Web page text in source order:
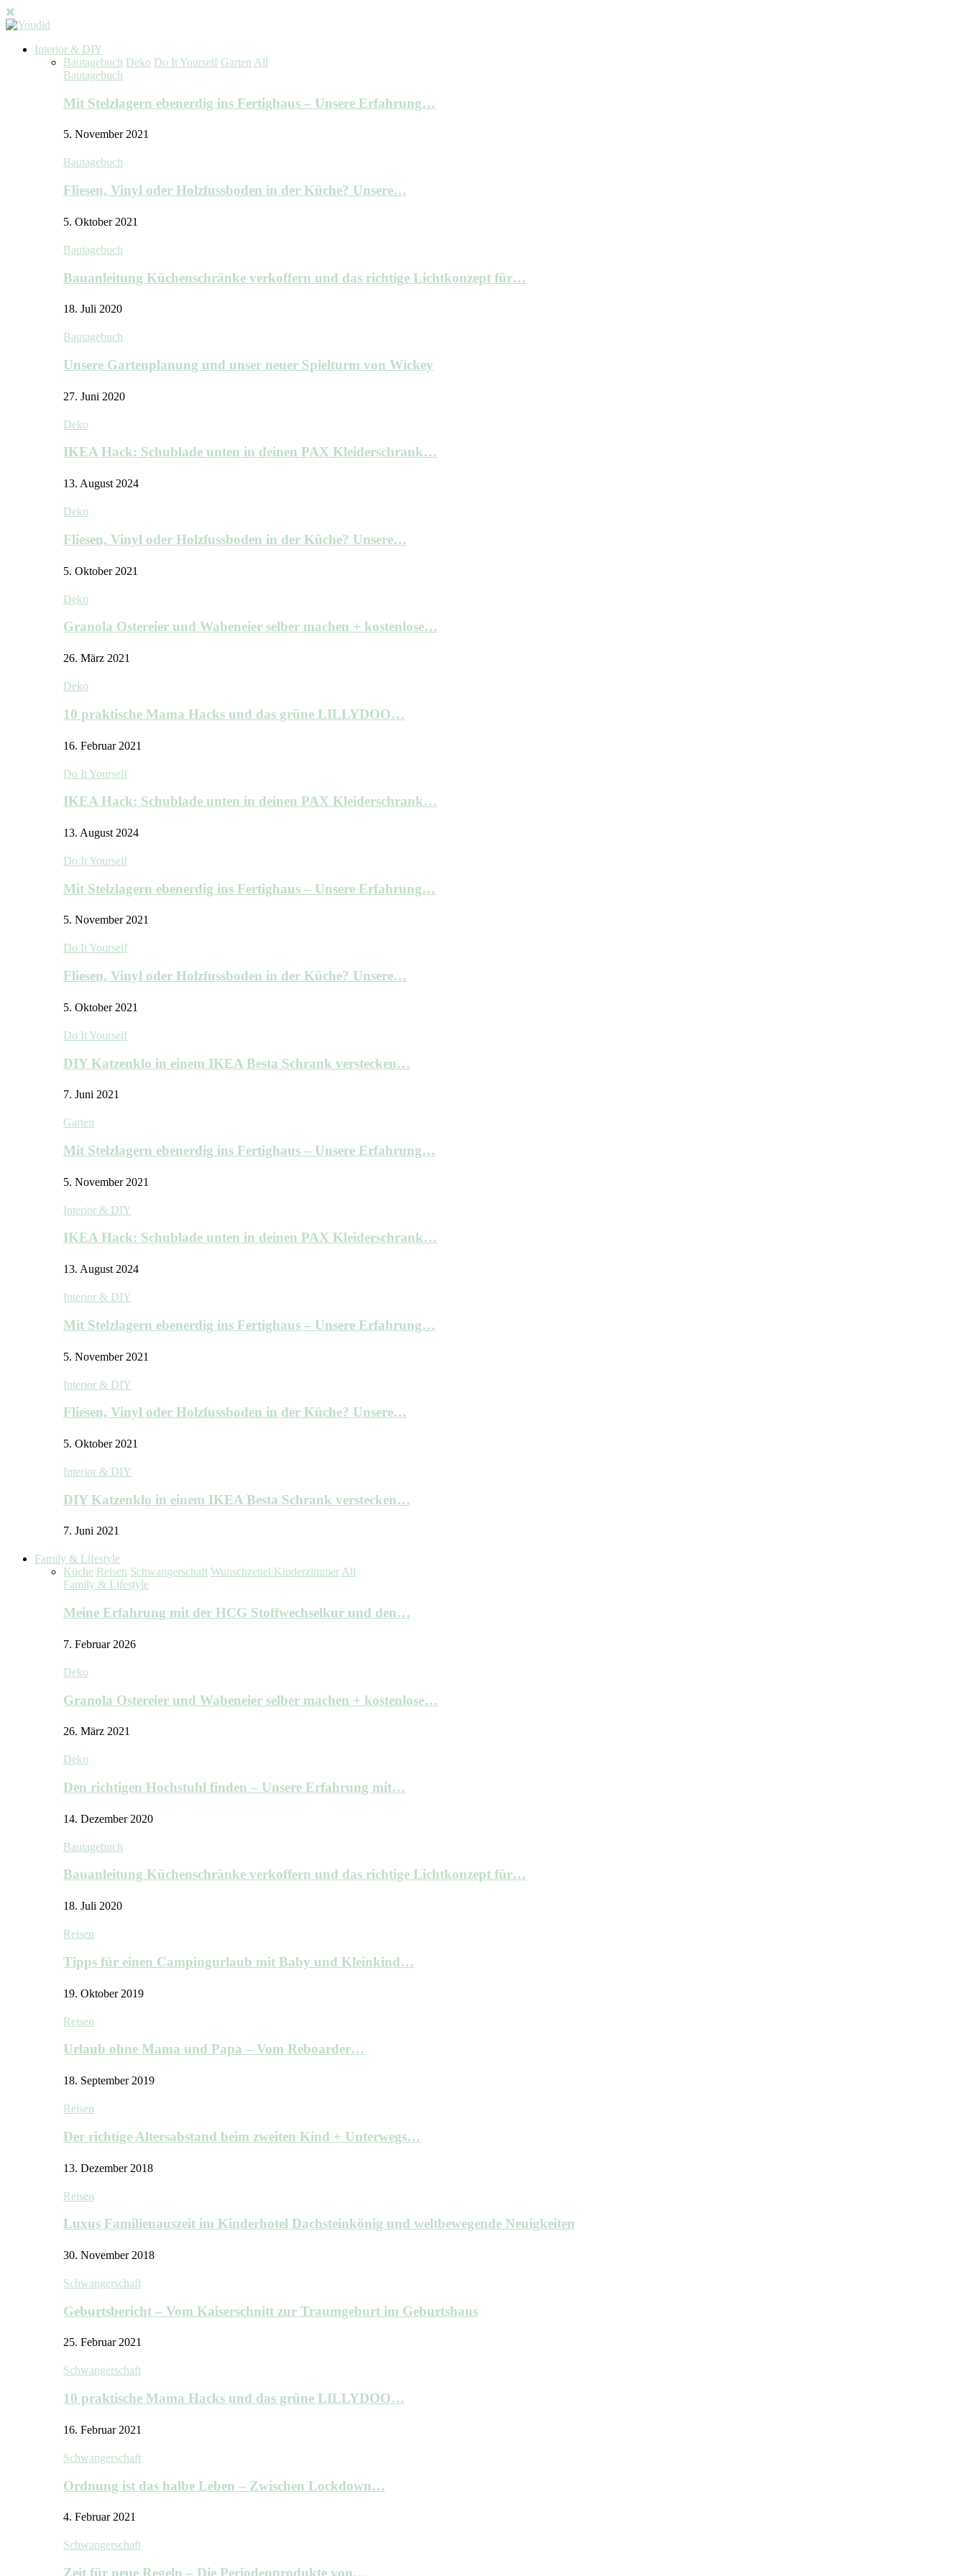
Interior & DIY
Bautagebuch Deko Do It Yourself Garten All
Bautagebuch
Mit Stelzlagern ebenerdig ins Fertighaus – Unsere Erfahrung…
5. November 2021
Bautagebuch
Fliesen, Vinyl oder Holzfussboden in der Küche? Unsere…
5. Oktober 2021
Bautagebuch
Bauanleitung Küchenschränke verkoffern und das richtige Lichtkonzept für…
18. Juli 2020
Bautagebuch
Unsere Gartenplanung und unser neuer Spielturm von Wickey
27. Juni 2020
Deko
IKEA Hack: Schublade unten in deinen PAX Kleiderschrank…
13. August 2024
Deko
Fliesen, Vinyl oder Holzfussboden in der Küche? Unsere…
5. Oktober 2021
Deko
Granola Ostereier und Wabeneier selber machen + kostenlose…
26. März 2021
Deko
10 praktische Mama Hacks und das grüne LILLYDOO…
16. Februar 2021
Do It Yourself
IKEA Hack: Schublade unten in deinen PAX Kleiderschrank…
13. August 2024
Do It Yourself
Mit Stelzlagern ebenerdig ins Fertighaus – Unsere Erfahrung…
5. November 2021
Do It Yourself
Fliesen, Vinyl oder Holzfussboden in der Küche? Unsere…
5. Oktober 2021
Do It Yourself
DIY Katzenklo in einem IKEA Besta Schrank verstecken…
7. Juni 2021
Garten
Mit Stelzlagern ebenerdig ins Fertighaus – Unsere Erfahrung…
5. November 2021
Interior & DIY
IKEA Hack: Schublade unten in deinen PAX Kleiderschrank…
13. August 2024
Interior & DIY
Mit Stelzlagern ebenerdig ins Fertighaus – Unsere Erfahrung…
5. November 2021
Interior & DIY
Fliesen, Vinyl oder Holzfussboden in der Küche? Unsere…
5. Oktober 2021
Interior & DIY
DIY Katzenklo in einem IKEA Besta Schrank verstecken…
7. Juni 2021
Family & Lifestyle
Küche Reisen Schwangerschaft Wunschzettel KinderzimmerAll
Family & Lifestyle
Meine Erfahrung mit der HCG Stoffwechselkur und den…
7. Februar 2026
Deko
Granola Ostereier und Wabeneier selber machen + kostenlose…
26. März 2021
Deko
Den richtigen Hochstuhl finden – Unsere Erfahrung mit…
14. Dezember 2020
Bautagebuch
Bauanleitung Küchenschränke verkoffern und das richtige Lichtkonzept für…
18. Juli 2020
Reisen
Tipps für einen Campingurlaub mit Baby und Kleinkind…
19. Oktober 2019
Reisen
Urlaub ohne Mama und Papa – Vom Reboarder…
18. September 2019
Reisen
Der richtige Altersabstand beim zweiten Kind + Unterwegs…
13. Dezember 2018
Reisen
Luxus Familienauszeit im Kinderhotel Dachsteinkönig und weltbewegende Neuigkeiten
30. November 2018
Schwangerschaft
Geburtsbericht – Vom Kaiserschnitt zur Traumgeburt im Geburtshaus
25. Februar 2021
Schwangerschaft
10 praktische Mama Hacks und das grüne LILLYDOO…
16. Februar 2021
Schwangerschaft
Ordnung ist das halbe Leben – Zwischen Lockdown…
4. Februar 2021
Schwangerschaft
Zeit für neue Regeln – Die Periodenprodukte von…